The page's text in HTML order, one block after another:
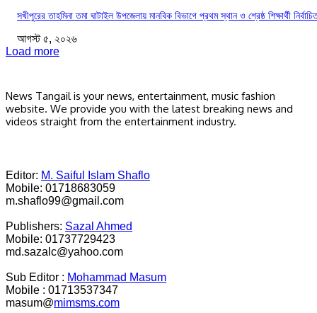
সখীপুরের তাহমিনা তমা ঘাটাইল উপজেলায় মানবিক বিভাগে প্রথম স্থান ও শ্রেষ্ঠ শিক্ষার্থী
আগস্ট ৫, ২০২৬
Load more
News Tangail is your news, entertainment, music fashion
website. We provide you with the latest breaking news and
videos straight from the entertainment industry.
Editor: M. Saiful Islam Shaflo
Mobile: 01718683059
m.shaflo99@gmail.com
Publishers: Sazal Ahmed
Mobile: 01737729423
md.sazalc@yahoo.com
Sub Editor : Mohammad Masum
Mobile : 01713537347
masum@mimsms.com